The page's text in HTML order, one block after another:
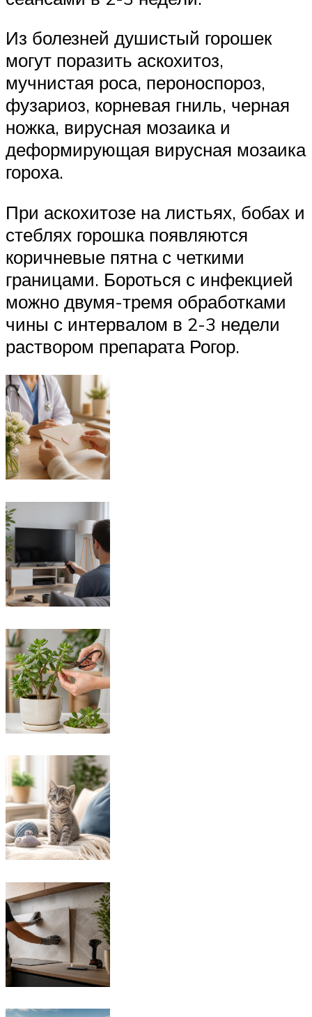
Из болезней душистый горошек
могут поразить аскохитоз,
мучнистая роса, пероноспороз,
фузариоз, корневая гниль, черная
ножка, вирусная мозаика и
деформирующая вирусная мозаика
гороха.
При аскохитозе на листьях, бобах и
стеблях горошка появляются
коричневые пятна с четкими
границами. Бороться с инфекцией
можно двумя-тремя обработками
чины с интервалом в 2-3 недели
раствором препарата Рогор.